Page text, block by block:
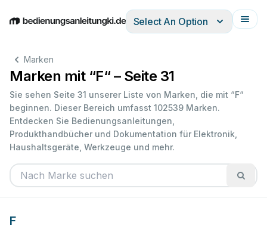
EnglishDeutschEspañolItalianoFrançais
Select An Option
Marken
Marken mit “F“ – Seite 31
Sie sehen Seite 31 unserer Liste von Marken, die mit “F“
beginnen. Dieser Bereich umfasst 102539 Marken.
Entdecken Sie Bedienungsanleitungen,
Produkthandbücher und Dokumentation für Elektronik,
Haushaltsgeräte, Werkzeuge und mehr.
F